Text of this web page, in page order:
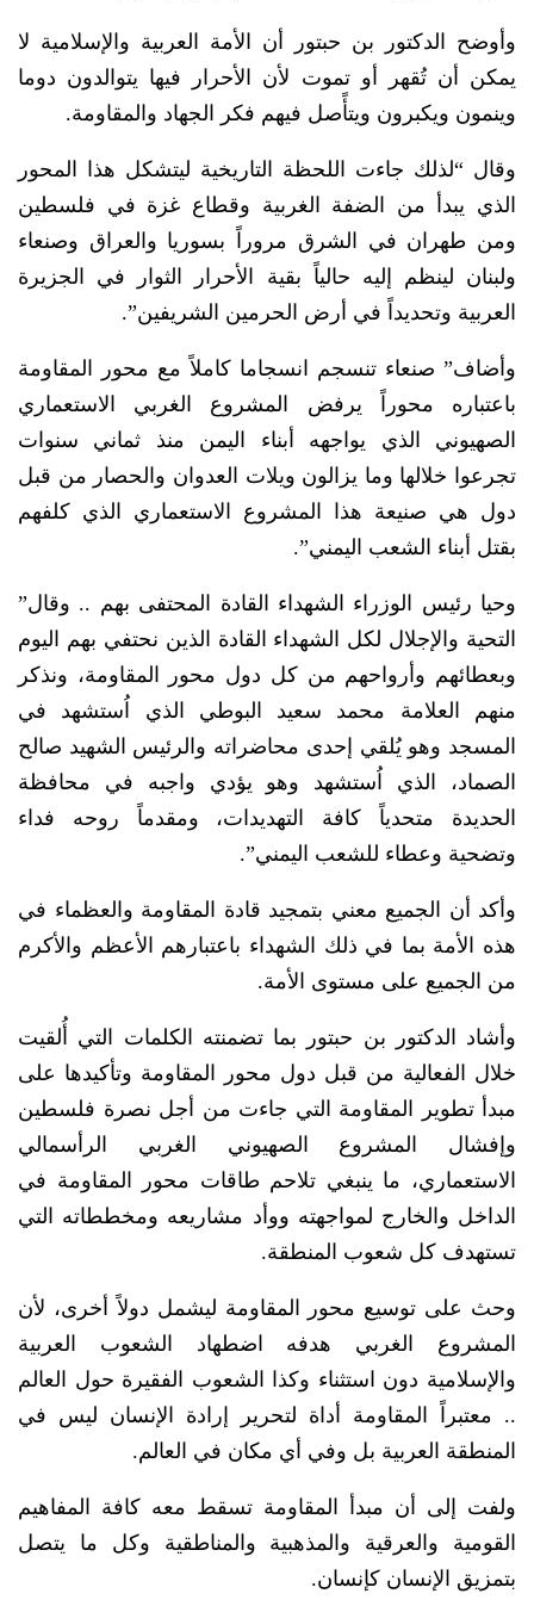
وأوضح الدكتور بن حبتور أن الأمة العربية والإسلامية لا
يمكن أن تُقهر أو تموت لأن الأحرار فيها يتوالدون دوما
وينمون ويكبرون ويتأًصل فيهم فكر الجهاد والمقاومة.
وقال “لذلك جاءت اللحظة التاريخية ليتشكل هذا المحور
الذي يبدأ من الضفة الغربية وقطاع غزة في فلسطين
ومن طهران في الشرق مروراً بسوريا والعراق وصنعاء
ولبنان لينظم إليه حالياً بقية الأحرار الثوار في الجزيرة
العربية وتحديداً في أرض الحرمين الشريفين”.
وأضاف” صنعاء تنسجم انسجاما كاملاً مع محور المقاومة
باعتباره محوراً يرفض المشروع الغربي الاستعماري
الصهيوني الذي يواجهه أبناء اليمن منذ ثماني سنوات
تجرعوا خلالها وما يزالون ويلات العدوان والحصار من قبل
دول هي صنيعة هذا المشروع الاستعماري الذي كلفهم
بقتل أبناء الشعب اليمني”.
وحيا رئيس الوزراء الشهداء القادة المحتفى بهم .. وقال”
التحية والإجلال لكل الشهداء القادة الذين نحتفي بهم اليوم
وبعطائهم وأرواحهم من كل دول محور المقاومة، ونذكر
منهم العلامة محمد سعيد البوطي الذي اُستشهد في
المسجد وهو يُلقي إحدى محاضراته والرئيس الشهيد صالح
الصماد، الذي اُستشهد وهو يؤدي واجبه في محافظة
الحديدة متحدياً كافة التهديدات، ومقدماً روحه فداء
وتضحية وعطاء للشعب اليمني”.
وأكد أن الجميع معني بتمجيد قادة المقاومة والعظماء في
هذه الأمة بما في ذلك الشهداء باعتبارهم الأعظم والأكرم
من الجميع على مستوى الأمة.
وأشاد الدكتور بن حبتور بما تضمنته الكلمات التي أُلقيت
خلال الفعالية من قبل دول محور المقاومة وتأكيدها على
مبدأ تطوير المقاومة التي جاءت من أجل نصرة فلسطين
وإفشال المشروع الصهيوني الغربي الرأسمالي
الاستعماري، ما ينبغي تلاحم طاقات محور المقاومة في
الداخل والخارج لمواجهته ووأد مشاريعه ومخططاته التي
تستهدف كل شعوب المنطقة.
وحث على توسيع محور المقاومة ليشمل دولاً أخرى، لأن
المشروع الغربي هدفه اضطهاد الشعوب العربية
والإسلامية دون استثناء وكذا الشعوب الفقيرة حول العالم
.. معتبراً المقاومة أداة لتحرير إرادة الإنسان ليس في
المنطقة العربية بل وفي أي مكان في العالم.
ولفت إلى أن مبدأ المقاومة تسقط معه كافة المفاهيم
القومية والعرقية والمذهبية والمناطقية وكل ما يتصل
بتمزيق الإنسان كإنسان.